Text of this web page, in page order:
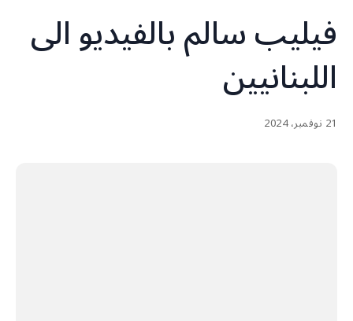
فيليب سالم بالفيديو الى
اللبنانيين
21 نوفمبر، 2024